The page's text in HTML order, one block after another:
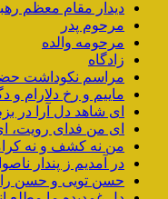
دیدار مقام معظم
مرحوم پدر
مرحومه والده
زادگاه
مراسم نکوداشت
ماییم و رخ دلارام و
ای شاهد دل آرا در
ای من فدای رویت،
من نه کشف و نه
در آمدیم ز پندار
حسن تویی و حسن